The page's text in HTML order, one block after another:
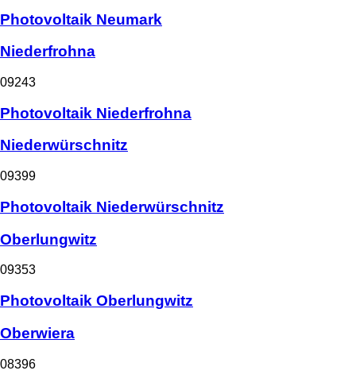
Photovoltaik Neumark
Niederfrohna
09243
Photovoltaik Niederfrohna
Niederwürschnitz
09399
Photovoltaik Niederwürschnitz
Oberlungwitz
09353
Photovoltaik Oberlungwitz
Oberwiera
08396